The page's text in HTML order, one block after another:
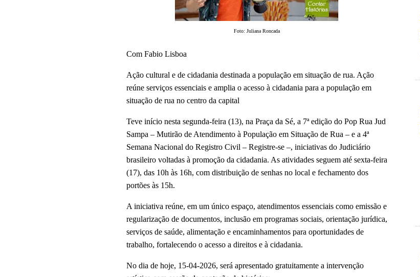
Foto: Juliana Roncada
Com Fabio Lisboa
Ação cultural e de cidadania destinada a população em situação de rua. Ação
reúne serviços essenciais e amplia o acesso à cidadania para a população em
situação de rua no centro da capital
Teve início nesta segunda-feira (13), na Praça da Sé, a 7ª edição do Pop Rua Jud
Sampa – Mutirão de Atendimento à População em Situação de Rua – e a 4ª
Semana Nacional do Registro Civil – Registre-se –, iniciativas do Judiciário
brasileiro voltadas à promoção da cidadania. As atividades seguem até sexta-feira
(17), das 10h às 16h, com distribuição de senhas no local e fechamento dos
portões às 15h.
A iniciativa reúne, em um único espaço, atendimentos essenciais como emissão e
regularização de documentos, inclusão em programas sociais, orientação jurídica,
serviços de saúde, alimentação e encaminhamentos para oportunidades de
trabalho, fortalecendo o acesso a direitos e à cidadania.
No dia de hoje, 15-04-2026, será apresentado gratuitamente a intervenção